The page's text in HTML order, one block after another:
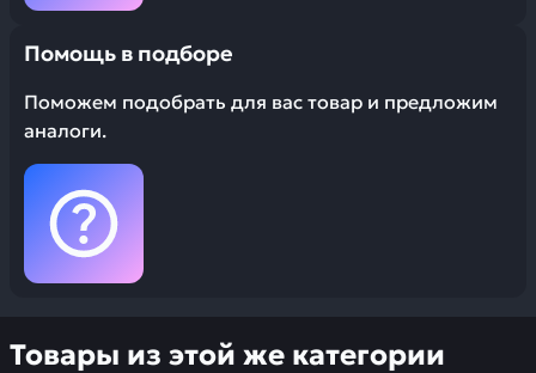
Помощь в подборе
Поможем подобрать для вас товар и предложим
аналоги.
Товары из этой же категории